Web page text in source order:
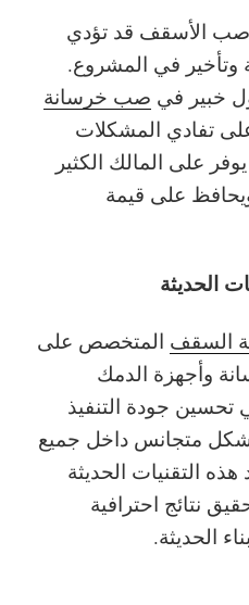
صب الأسقف قد تؤدي
وتأخير في المشروع.
خبير في صب خرسانة
تفادي المشكلات
يوفر على المالك الكثير
على قيمة
الحديثة
السقف المتخصص على
وأجهزة الدمك
تحسين جودة التنفيذ
متجانس داخل جميع
التقنيات الحديثة
نتائج احترافية
الحديثة.